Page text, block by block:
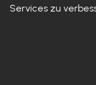
Services zu